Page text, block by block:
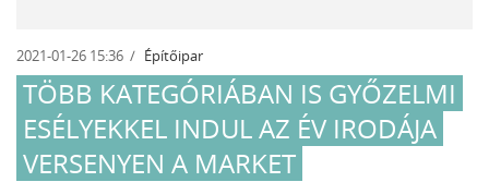
2021-01-26 15:36 Építőipar
TÖBB KATEGÓRIÁBAN IS GYŐZELMI
ESÉLYEKKEL INDUL AZ ÉV IRODÁJA
VERSENYEN A MARKET